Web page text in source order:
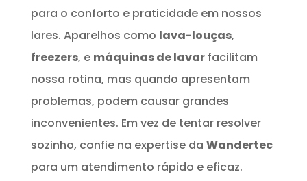
para o conforto e praticidade em nossos
lares. Aparelhos como lava-louças,
freezers, e máquinas de lavarfacilitam
nossa rotina, mas quando apresentam
problemas, podem causar grandes
inconvenientes. Em vez de tentar resolver
sozinho, confie na expertise da Wandertec
para um atendimento rápido e eficaz.